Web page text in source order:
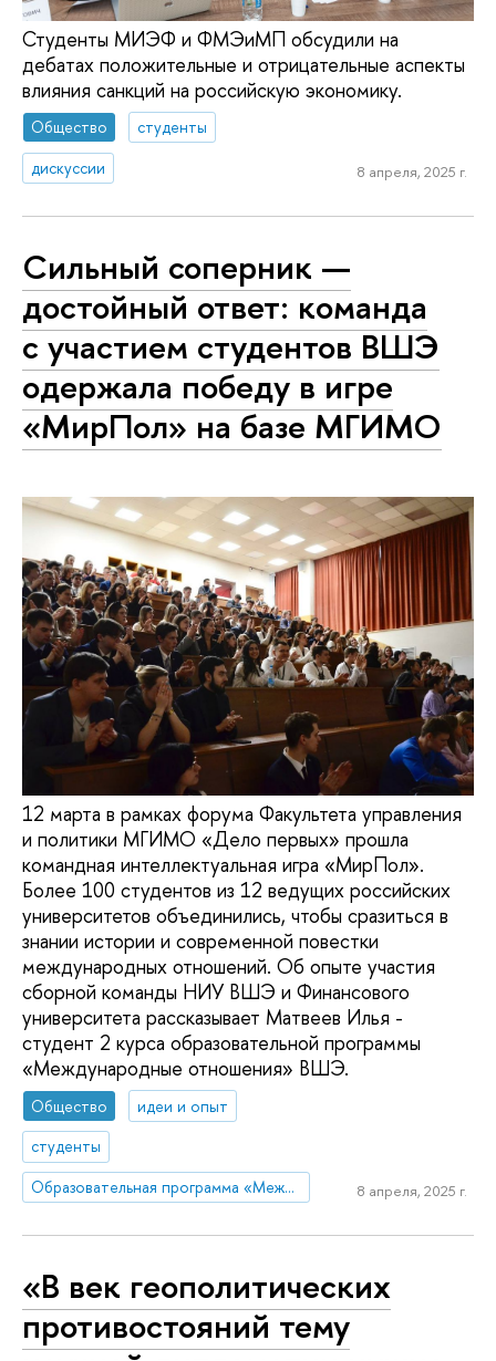
Студенты МИЭФ и ФМЭиМП обсудили на
дебатах положительные и отрицательные аспекты
влияния санкций на российскую экономику.
Общество
студенты
дискуссии
8 апреля, 2025 г.
Сильный соперник —
достойный ответ: команда
с участием студентов ВШЭ
одержала победу в игре
«МирПол» на базе МГИМО
12 марта в рамках форума Факультета управления
и политики МГИМО «Дело первых» прошла
командная интеллектуальная игра «МирПол».
Более 100 студентов из 12 ведущих российских
университетов объединились, чтобы сразиться в
знании истории и современной повестки
международных отношений. Об опыте участия
сборной команды НИУ ВШЭ и Финансового
университета рассказывает Матвеев Илья -
студент 2 курса образовательной программы
«Международные отношения» ВШЭ.
Общество
идеи и опыт
студенты
Образовательная программа «Международные отношения»
8 апреля, 2025 г.
«В век геополитических
противостояний тему